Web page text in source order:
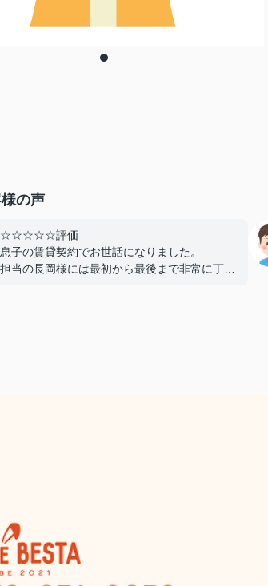
の声
☆☆☆☆☆評価
息子の賃貸契約でお世話になりました。
担当の長岡様には最初から最後まで非常に丁寧